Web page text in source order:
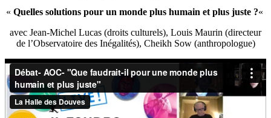
« Quelles solutions pour un monde plus humain et plus juste ?«
avec Jean-Michel Lucas (droits culturels), Louis Maurin (directeur
de l’Observatoire des Inégalités), Cheikh Sow (anthropologue)